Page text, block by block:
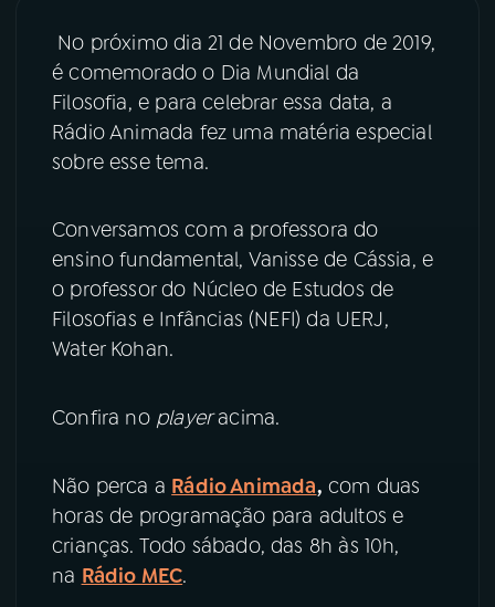
07ÚLTIMAS
ACOMPANHE A RÁDIO MEC
Instagram X
No próximo dia 21 de Novembro de 2019,
é comemorado o Dia Mundial da
Filosofia, e para celebrar essa data, a
Rádio Animada fez uma matéria especial
sobre esse tema.
Conversamos com a professora do
ensino fundamental, Vanisse de Cássia, e
o professor do Núcleo de Estudos de
Filosofias e Infâncias (NEFI) da UERJ,
Water Kohan.
Confira no playeracima.
Não perca a Rádio Animada, com duas
horas de programação para adultos e
crianças. Todo sábado, das 8h às 10h,
na Rádio MEC.